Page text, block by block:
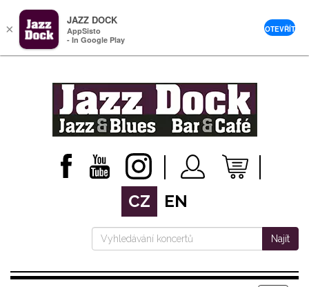
CZ EN
Najít
×
JAZZ DOCK
AppSisto
- In Google Play
OTEVŘÍT